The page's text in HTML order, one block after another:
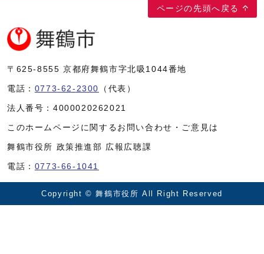
ページの先頭へ戻る
〒625-8555 京都府舞鶴市字北吸1044番地
電話： 0773-62-2300 （代表）
法人番号： 4000020262021
このホームページに関するお問い合わせ・ご意見は
舞鶴市役所 政策推進部 広報広聴課
電話： 0773-66-1041
Copyright © 舞鶴市役所 All Right Reserved